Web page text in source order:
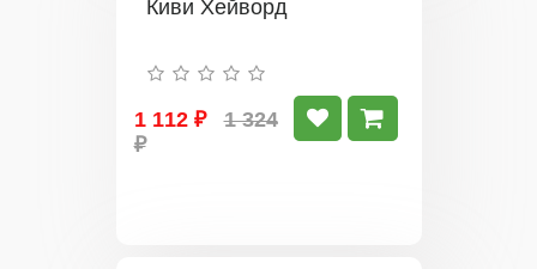
Киви Хейворд
1 112 ₽
1 324
₽